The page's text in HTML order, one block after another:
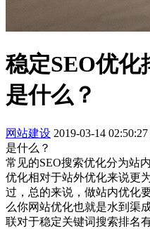
稳定SEO优化
是什么？
网站建设 2019-03-14 02:50:27
是什么？
常见的SEO搜索优化分为站
优化相对于站外优化来说更
过，总的来说，做站内优化
么你网站优化也就是水到渠
联对于稳定关键词搜索排名